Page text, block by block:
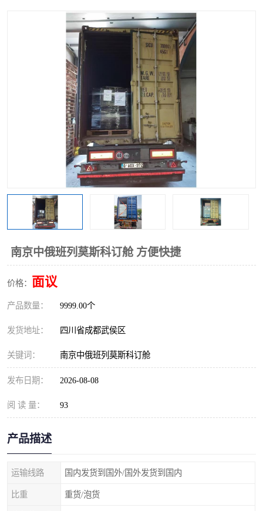
南京中俄班列莫斯科订舱 方便快捷
价格： 面议
产品数量： 9999.00个
发货地址： 四川省成都武侯区
关键词： 南京中俄班列莫斯科订舱
发布日期： 2026-08-08
阅 读 量： 93
产品描述
运输线路 国内发货到国外/国外发货到国内
比重 重货/泡货
化妆品进口清关物流 国际海运
中俄铁路班列 中欧班列进口红酒啤酒
蓉欧班列进口机械设备 马来西亚物流
铁路出口拼箱/整柜
中俄班列莫斯科